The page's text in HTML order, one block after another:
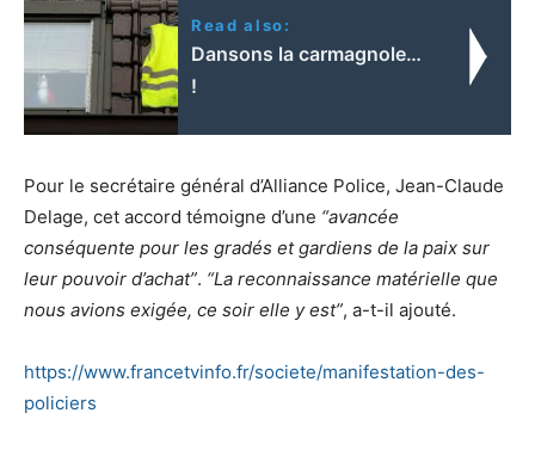
Read also:
Dansons la carmagnole…
!
Pour le secrétaire général d’Alliance Police, Jean-Claude
Delage, cet accord témoigne d’une “avancée
conséquente pour les gradés et gardiens de la paix sur
leur pouvoir d’achat”. “La reconnaissance matérielle que
nous avions exigée, ce soir elle y est”, a-t-il ajouté.
https://www.francetvinfo.fr/societe/manifestation-des-
policiers